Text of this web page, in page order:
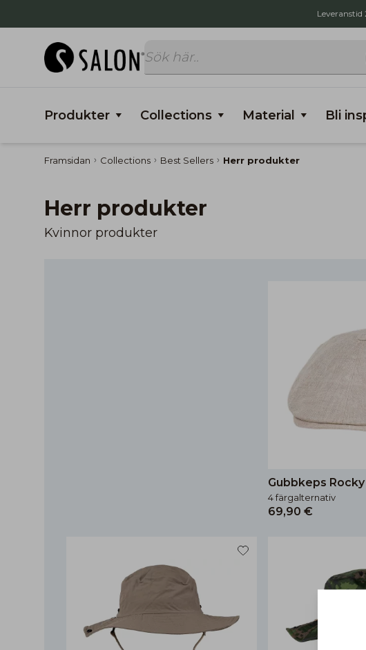
Produkter Collections Material Bli
Framsidan Collections Best Sellers Herr produkter
Herr produkter
Kvinnor produkter
Gubbkeps
4 färgalternativ
69,90 €